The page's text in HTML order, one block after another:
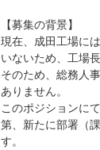
【募集の背景】
現在、成田工場に
いないため、工場
そのため、総務人
ありません。
このポジションに
第、新たに部署（
す。